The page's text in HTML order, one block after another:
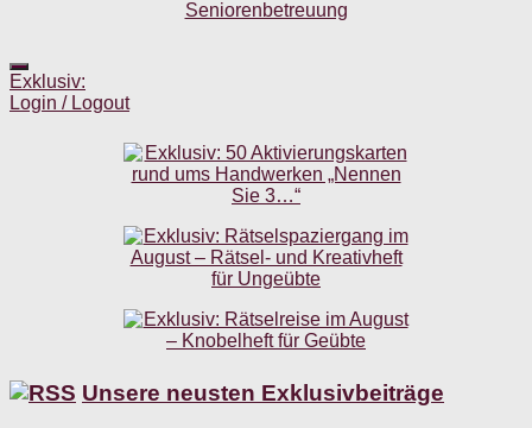
Exklusiv:
Login / Logout
Unsere neusten Exklusivbeiträge